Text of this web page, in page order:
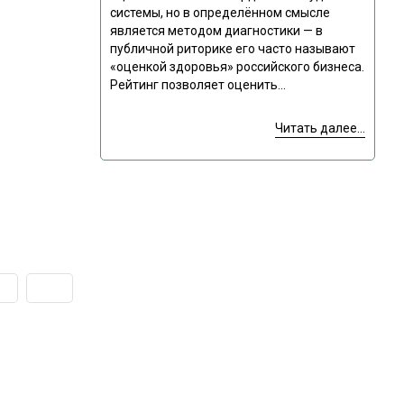
системы, но в определённом смысле
является методом диагностики — в
публичной риторике его часто называют
«оценкой здоровья» российского бизнеса.
Рейтинг позволяет оценить...
Читать далее...